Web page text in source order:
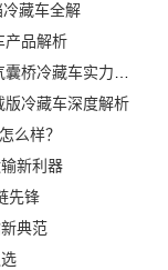
藏车全解
产品解析
冷藏车实力解析
版冷藏车深度解析
么样？
新利器
先锋
典范